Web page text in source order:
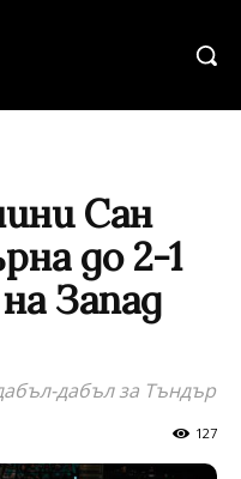
Сан
до 2-1
Запад
дабъл за Тъндър
127